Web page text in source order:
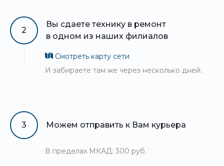
2
Вы сдаете технику в ремонт
в одном из наших филиалов
Смотреть карту сети
И забираете там же через несколько дней.
3 Можем отправить к Вам курьера
В пределах МКАД: 300 руб.